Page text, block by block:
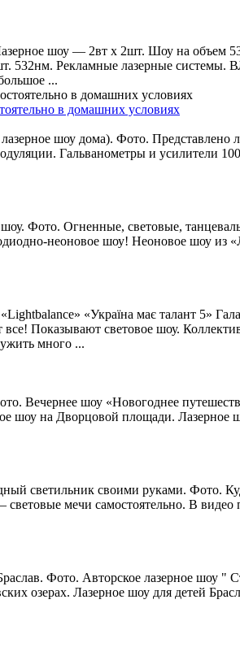
шоу — 2вт х 2шт. Шоу на объем
532нм. Рекламные лазерные
...
в домашних условиях
шоу дома). Фото. Представлено
Гальванометры и усилители
Фото. Огненные, световые,
неоновое шоу! Неоновое шоу из
«Україна має талант 5»
Показывают световое шоу.
много ...
Вечернее шоу «Новогоднее
шоу на Дворцовой площади. Лазерное
светильник своими руками. Фото.
мечи самостоятельно. В видео
Фото. Авторское лазерное шоу "
озерах. Лазерное шоу для детей